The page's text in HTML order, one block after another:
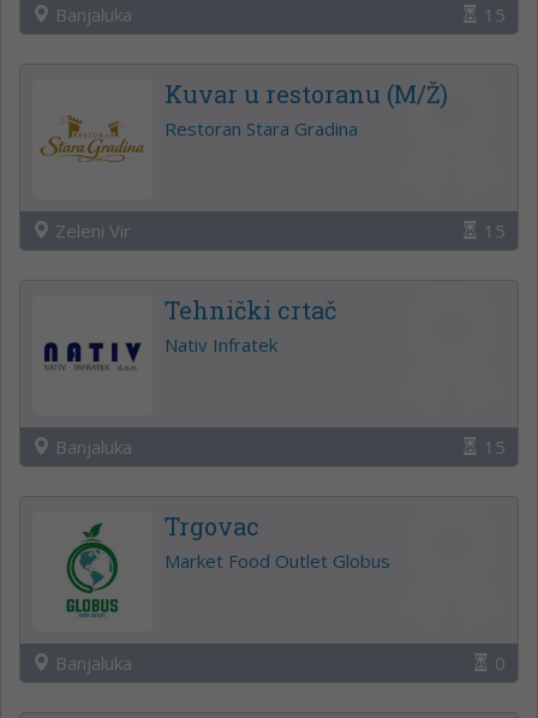
Banjaluka 15
Kuvar u restoranu (M/Ž)
Restoran Stara Gradina
Zeleni Vir 15
Tehnički crtač
Nativ Infratek
Banjaluka 15
Trgovac
Market Food Outlet Globus
Banjaluka 0